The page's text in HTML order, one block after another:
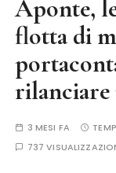
Aponte,
flotta di
rilanciare
3 MESI FA
737